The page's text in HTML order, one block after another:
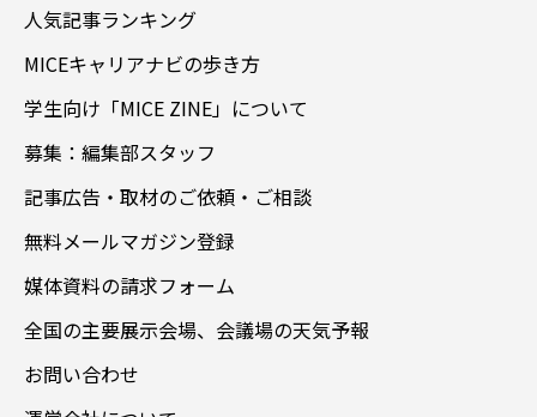
人気記事ランキング
MICEキャリアナビの歩き方
学生向け「MICE ZINE」について
募集：編集部スタッフ
記事広告・取材のご依頼・ご相談
無料メールマガジン登録
媒体資料の請求フォーム
全国の主要展示会場、会議場の天気予報
お問い合わせ